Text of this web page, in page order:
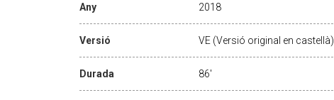
Any 2018
Versió VE (Versió original en castellà)
Durada 86'